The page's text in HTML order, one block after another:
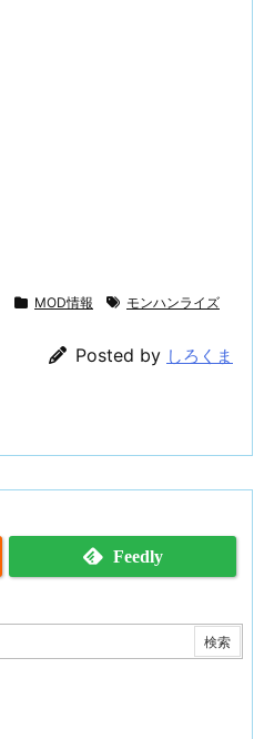
MOD情報 モンハンライズ
Posted by しろくま
Feedly